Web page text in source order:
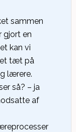
sammen
gjort en
kan vi
tæt på
lærere.
så? – ja
af